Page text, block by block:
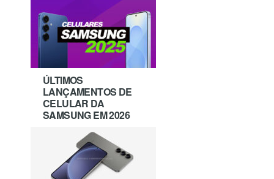
ÚLTIMOS
LANÇAMENTOS DE
CELULAR DA
SAMSUNG EM 2026